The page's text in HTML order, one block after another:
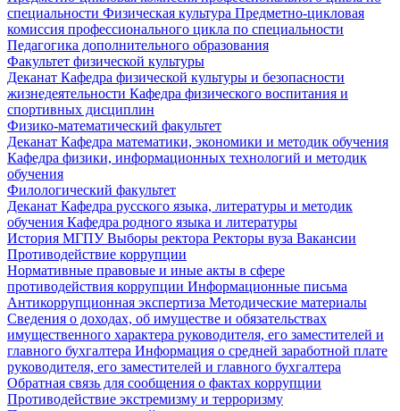
специальности Физическая культура Предметно-цикловая
комиссия профессионального цикла по специальности
Педагогика дополнительного образования
Факультет физической культуры
Деканат Кафедра физической культуры и безопасности
жизнедеятельности Кафедра физического воспитания и
спортивных дисциплин
Физико-математический факультет
Деканат Кафедра математики, экономики и методик обучения
Кафедра физики, информационных технологий и методик
обучения
Филологический факультет
Деканат Кафедра русского языка, литературы и методик
обучения Кафедра родного языка и литературы
История МГПУВыборы ректора Ректоры вуза Вакансии
Противодействие коррупции
Нормативные правовые и иные акты в сфере
противодействия коррупции Информационные письма
Антикоррупционная экспертиза Методические материалы
Сведения о доходах, об имуществе и обязательствах
имущественного характера руководителя, его заместителей и
главного бухгалтера Информация о средней заработной плате
руководителя, его заместителей и главного бухгалтера
Обратная связь для сообщения о фактах коррупции
Противодействие экстремизму и терроризму